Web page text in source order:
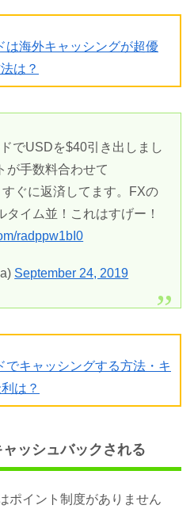
は海外キャッシングが超優
は？
でUSDを$40引き出しまし
が手数料合わせて
ぐに返済してます。FXの
タイム並！これはすげー！
radppw1bI0
September 24, 2019
でキャッシングする方法・キ
は？
ッシュバックされる
ポイント制度がありません